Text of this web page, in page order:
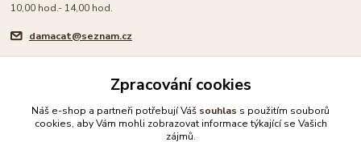
10,00 hod.- 14,00 hod.
damacat@seznam.cz
🐾 Rodinný e-shop pro milovníky koček
Zpracování cookies
Náš e-shop a partneři potřebují Váš souhlas s použitím souborů
cookies, aby Vám mohli zobrazovat informace týkající se Vašich
zájmů.